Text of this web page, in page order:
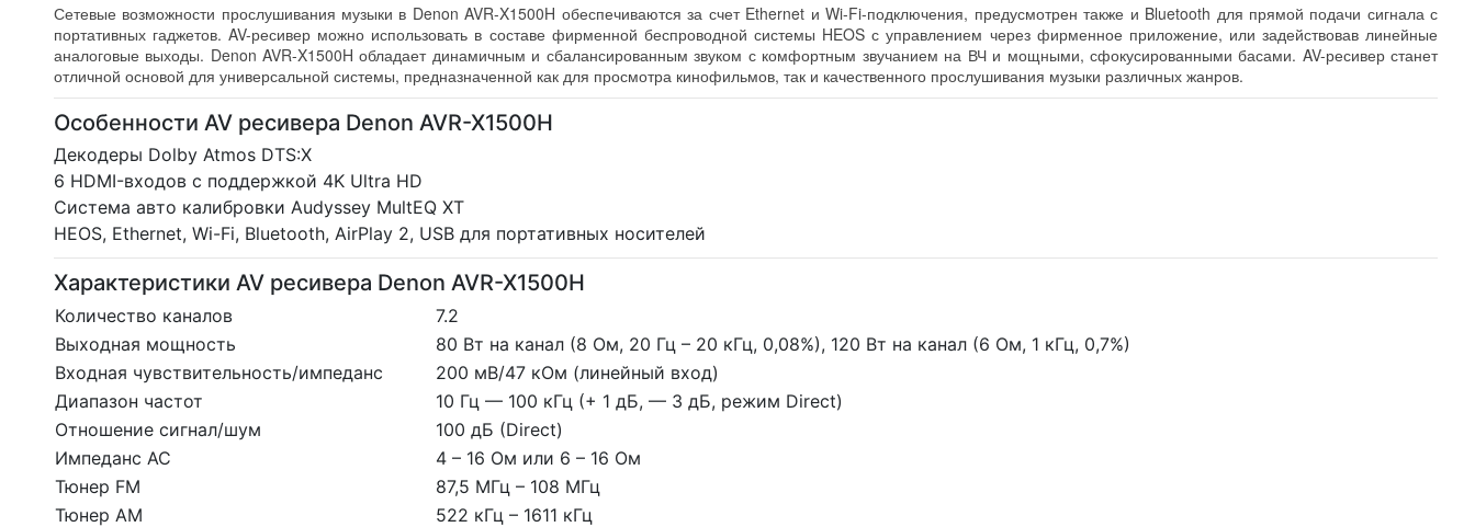
Сетевые возможности прослушивания музыки в Denon AVR-X1500H обеспечиваются за счет Ethernet и Wi-Fi-подключения, предусмотрен также и Bluetooth для прямой подачи сигнала с
портативных гаджетов. AV-ресивер можно использовать в составе фирменной беспроводной системы HEOS с управлением через фирменное приложение, или задействовав линейные
аналоговые выходы. Denon AVR-X1500H обладает динамичным и сбалансированным звуком с комфортным звучанием на ВЧ и мощными, сфокусированными басами. AV-ресивер станет
отличной основой для универсальной системы, предназначенной как для просмотра кинофильмов, так и качественного прослушивания музыки различных жанров.
Особенности AV ресивера Denon AVR-X1500H
Декодеры Dolby Atmos DTS:X
6 HDMI-входов с поддержкой 4K Ultra HD
Система авто калибровки Audyssey MultEQ XT
HEOS, Ethernet, Wi-Fi, Bluetooth, AirPlay 2, USB для портативных носителей
Характеристики AV ресивера Denon AVR-X1500H
Количество каналов
7.2
Выходная мощность
80 Вт на канал (8 Ом, 20 Гц – 20 кГц, 0,08%), 120 Вт на канал (6 Ом, 1 кГц, 0,7%)
Входная чувствительность/импеданс
200 мВ/47 кОм (линейный вход)
Диапазон частот
10 Гц — 100 кГц (+ 1 дБ, — 3 дБ, режим Direct)
Отношение сигнал/шум
100 дБ (Direct)
Импеданс АС
4 – 16 Ом или 6 – 16 Ом
Тюнер FM
87,5 МГц – 108 МГц
Тюнер AM
522 кГц – 1611 кГц